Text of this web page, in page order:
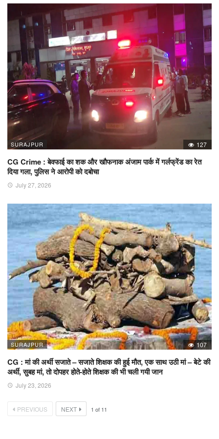
SURAJPUR 127
CG Crime : बेवफाई का शक और खौफनाक अंजाम पार्क में गर्लफ्रेंड का रेत
दिया गला, पुलिस ने आरोपी को दबोचा
July 27, 2026
SURAJPUR 107
CG : मां की अर्थी सजाते – सजाते शिक्षक की हुई मौत, एक साथ उठी मां – बेटे की
अर्थी, सुबह मां, तो दोपहर होते-होते शिक्षक की भी चली गयी जान
July 23, 2026
PREVIOUS NEXT 1 of 11